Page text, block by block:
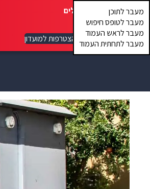
מעבר לתוכן
מעבר לטופס חיפוש
מעבר לראש העמוד
מעבר לתחתית העמוד
איפה אוכלים
הצטרפות למועדון